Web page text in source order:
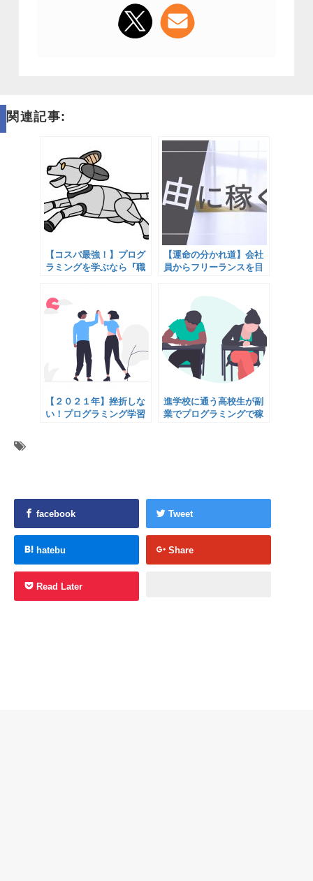
関連記事:
【コスパ最強！】プログ
ラミングを学ぶなら『職
【運命の分かれ道】会社
員からフリーランスを目
【２０２１年】挫折しな
い！プログラミング学習
進学校に通う高校生が副
業でプログラミングで稼
facebook Tweet
hatebu Share
Read Later